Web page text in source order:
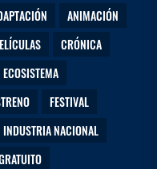
ANIMACIÓN
CRÓNICA
ECOSISTEMA
FESTIVAL
INDUSTRIA NACIONAL